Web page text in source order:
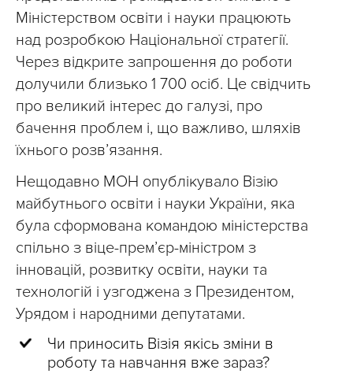
Міністерством освіти і науки працюють
над розробкою Національної стратегії.
Через відкрите запрошення до роботи
долучили близько 1 700 осіб. Це свідчить
про великий інтерес до галузі, про
бачення проблем і, що важливо, шляхів
їхнього розвʼязання.
Нещодавно МОН опублікувало Візію
майбутнього освіти і науки України, яка
була сформована командою міністерства
спільно з віце-прем’єр-міністром з
інновацій, розвитку освіти, науки та
технологій і узгоджена з Президентом,
Урядом і народними депутатами.
Чи приносить Візія якісь зміни в
роботу та навчання вже зараз?